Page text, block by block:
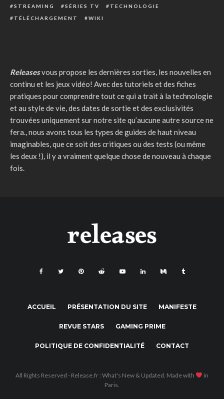
STREAMING
SÉRIES TV
TECHNOLOGIE
TÉLÉCHARGEMENT
WIKI
Releasesvous propose les dernières sorties, les nouvelles en
continu et les jeux vidéo! Avec des tutoriels et des fiches
pratiques pour comprendre tout ce qui a trait à la technologie
et au style de vie, des dates de sortie et des exclusivités
trouvées uniquement sur notre site qu’aucune autre source ne
fera., nous avons tous les types de guides de haut niveau
imaginables, que ce soit des critiques ou des tests (ou même
les deux !), il y a vraiment quelque chose de nouveau à chaque
fois.
ACCUEIL PRÉSENTATION DU SITE MANIFESTE
REVUE STARS GAMING PRIME
POLITIQUE DE CONFIDENTIALITÉ CONTACT
All Rights Reserved - Release.fr : What's New & Updated. Made with
in
Paris.